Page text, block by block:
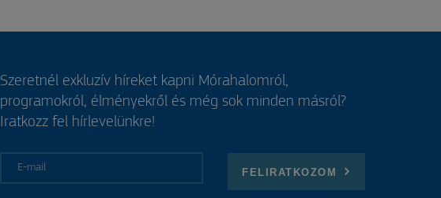
Szeretnél exkluzív híreket kapni Mórahalomról,
programokról, élményekről és még sok minden másról?
Iratkozz fel hírlevelünkre!
FELIRATKOZOM